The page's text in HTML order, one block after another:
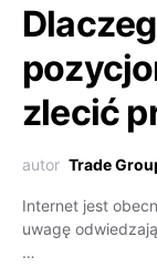
zlecić
autor Trade
Internet jest
uwagę
…